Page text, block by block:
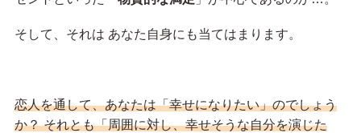
そして、それは あなた自身にも当てはまります。
恋人を通して、あなたは「幸せになりたい」のでしょう
か？ それとも「周囲に対し、幸せそうな自分を演じた